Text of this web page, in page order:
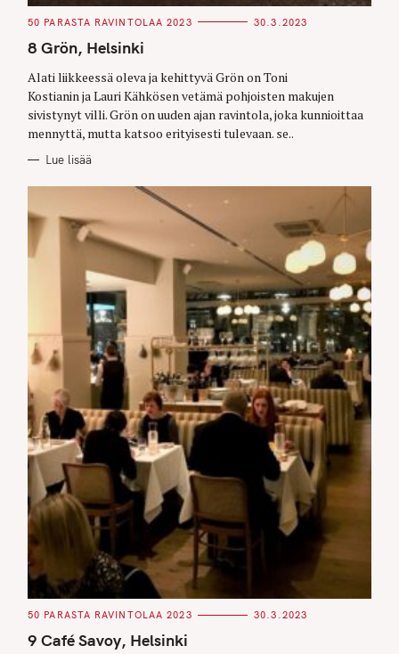
C
T
E
O
R
I
S
50 PARASTA RAVINTOLAA 2023 30.3.2023
8 Grön, Helsinki
Alati liikkeessä oleva ja kehittyvä Grön on Toni
Kostianin ja Lauri Kähkösen vetämä pohjoisten makujen
sivistynyt villi. Grön on uuden ajan ravintola, joka kunnioittaa
mennyttä, mutta katsoo erityisesti tulevaan. se..
Lue lisää
C
T
E
50 PARASTA RAVINTOLAA 2023 30.3.2023
9 Café Savoy, Helsinki